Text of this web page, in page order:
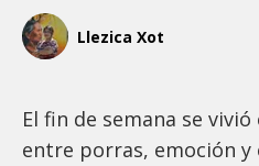
Llezica Xot
El fin de semana se
entre porras, emoción